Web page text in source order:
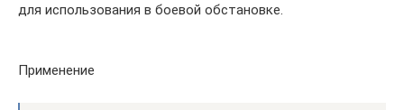
для использования в боевой обстановке.
Применение